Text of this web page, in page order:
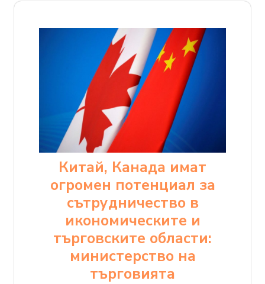
Китай, Канада имат
огромен потенциал за
сътрудничество в
икономическите и
търговските области:
министерство на
търговията